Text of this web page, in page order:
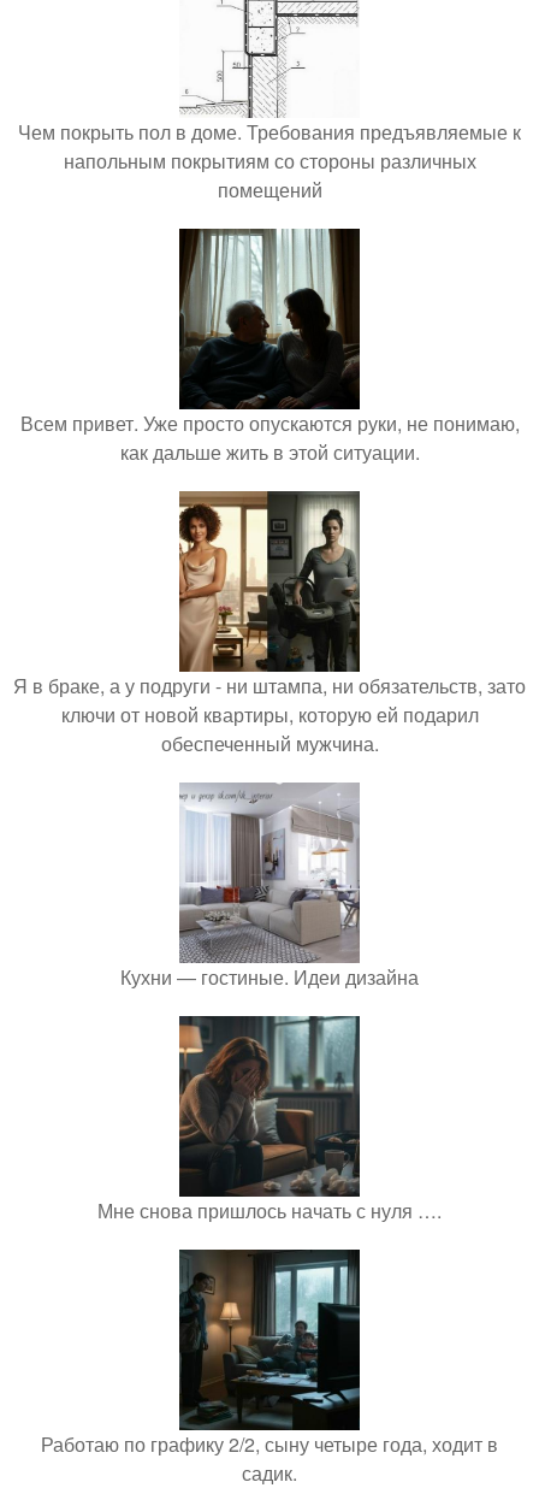
Чем покрыть пол в доме. Требования предъявляемые к
напольным покрытиям со стороны различных
помещений
Всем привет. Уже просто опускаются руки, не понимаю,
как дальше жить в этой ситуации.
Я в браке, а у подруги - ни штампа, ни обязательств, зато
ключи от новой квартиры, которую ей подарил
обеспеченный мужчина.
Кухни — гостиные. Идеи дизайна
Мне снова пришлось начать с нуля ….
Работаю по графику 2/2, сыну четыре года, ходит в
садик.